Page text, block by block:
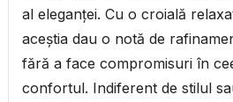
al eleganței. Cu o croială
aceștia dau o notă de
fără a face compromisuri în
confortul. Indiferent de stilul